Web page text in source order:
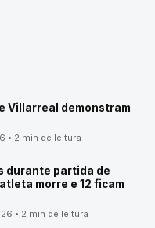
Villarreal demonstram
• 2 min de leitura
durante partida de
morre e 12 ficam
• 2 min de leitura